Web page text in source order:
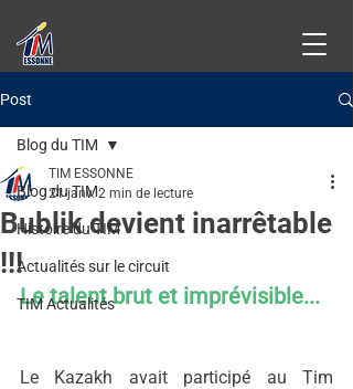
Post
Blog du TIM
Histoire du TIM
Actualités sur le circuit
TIM Actualités
Blog du TIM
Bublik devient inarrêtable
!!!
TIM ESSONNE
21 janv. 2 min de lecture
Le talent brut et imprévisible...
Le Kazakh avait participé au Tim